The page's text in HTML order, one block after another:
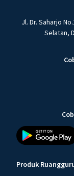
Jl. Dr. Saharjo
Selatan,
Produk